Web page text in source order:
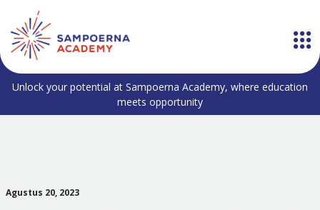
Unlock your potential at Sampoerna Academy, where education
meets opportunity
Agustus 20, 2023